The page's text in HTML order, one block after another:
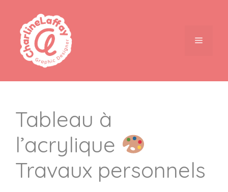
Tableau à
l’acrylique
Travaux personnels